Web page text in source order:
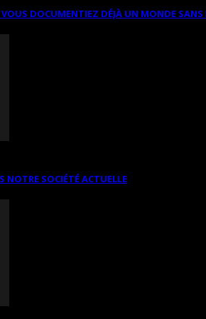
VOUS DOCUMENTIEZ DÉJÀ UN MONDE
NOTRE SOCIÉTÉ ACTUELLE